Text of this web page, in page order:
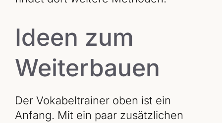
Ideen zum
Weiterbauen
Der Vokabeltrainer oben ist ein
Anfang. Mit ein paar zusätzlichen